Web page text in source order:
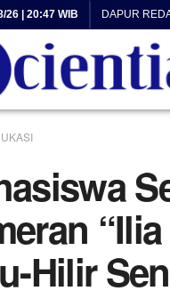
26 | 20:47 WIB DAPUR
Hilir